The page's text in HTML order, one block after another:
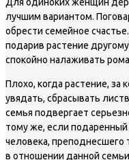
Для одиноких женщин
лучшим вариантом.
обрести семейное
подарив растение
спокойно налаживать
Плохо, когда растение,
увядать, сбрасывать
семья подвергает
тому же, если подаренный
человека, преподнесшего
в отношении данной